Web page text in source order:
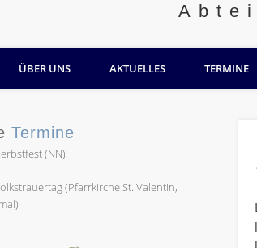
ÜBER UNS AKTUELLES TERMINE
Termine
(NN)
(Pfarrkirche St. Valentin,